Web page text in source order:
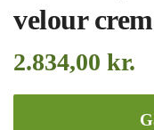
velour
2.834,00 kr.